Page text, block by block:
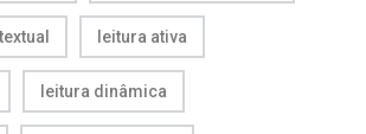
leitura ativa
leitura dinâmica